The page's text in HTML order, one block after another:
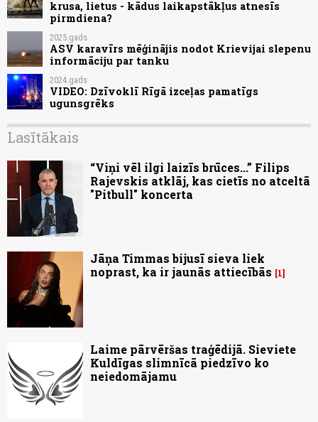
krusa, lietus - kādus laikapstākļus atnesīs
pirmdiena?
2025.gads
ASV karavīrs mēģinājis nodot Krievijai slepenu
informāciju par tanku
2024.gads
VIDEO: Dzīvoklī Rīgā izceļas pamatīgs
ugunsgrēks
Lasītākais
“Viņi vēl ilgi laizīs brūces...” Filips
Rajevskis atklāj, kas cietīs no atceltā
"Pitbull" koncerta
Jāņa Timmas bijusī sieva liek
noprast, ka ir jaunās attiecībās
1
Laime pārvēršas traģēdijā. Sieviete
Kuldīgas slimnīcā piedzīvo ko
neiedomājamu